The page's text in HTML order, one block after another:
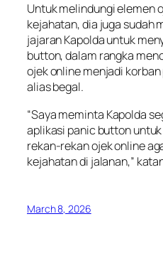
Untuk melindungi elemen
kejahatan, dia juga sudah
jajaran Kapolda untuk
button, dalam rangka
ojekonlinemenjadi korban
alias begal.
“Saya meminta Kapolda
aplikasi panic buttonuntuk
rekan-rekan ojekonline
kejahatan di jalanan,”
March 8, 2026